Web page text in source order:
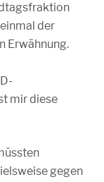
der
Erwähnung.
mir diese
gegen